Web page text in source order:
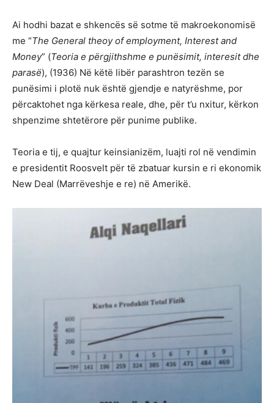
Ai hodhi bazat e shkencës së sotme të makroekonomisë
me “The General theoy of employment, Interest and
Money” (Teoria e përgjithshme e punësimit, interesit dhe
parasë), (1936) Në këtë libër parashtron tezën se
punësimi i plotë nuk është gjendje e natyrëshme, por
përcaktohet nga kërkesa reale, dhe, për t’u nxitur, kërkon
shpenzime shtetërore për punime publike.
Teoria e tij, e quajtur keinsianizëm, luajti rol në vendimin
e presidentit Roosvelt për të zbatuar kursin e ri ekonomik
New Deal (Marrëveshje e re) në Amerikë.